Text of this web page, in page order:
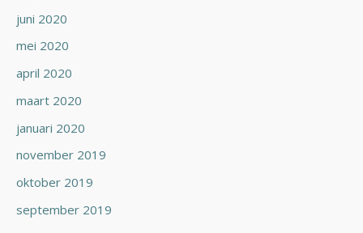
juni 2020
mei 2020
april 2020
maart 2020
januari 2020
november 2019
oktober 2019
september 2019